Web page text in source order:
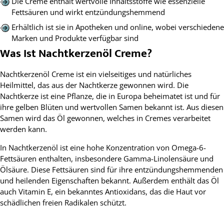
Fettsäuren und wirkt entzündungshemmend
Erhältlich ist sie in Apotheken und online, wobei verschiedene
Marken und Produkte verfügbar sind
Was Ist Nachtkerzenöl Creme?
Nachtkerzenöl Creme ist ein vielseitiges und natürliches
Heilmittel, das aus der Nachtkerze gewonnen wird. Die
Nachtkerze ist eine Pflanze, die in Europa beheimatet ist und für
ihre gelben Blüten und wertvollen Samen bekannt ist. Aus diesen
Samen wird das Öl gewonnen, welches in Cremes verarbeitet
werden kann.
In Nachtkerzenöl ist eine hohe Konzentration von Omega-6-
Fettsäuren enthalten, insbesondere Gamma-Linolensäure und
Ölsäure. Diese Fettsäuren sind für ihre entzündungshemmenden
und heilenden Eigenschaften bekannt. Außerdem enthält das Öl
auch Vitamin E, ein bekanntes Antioxidans, das die Haut vor
schädlichen freien Radikalen schützt.